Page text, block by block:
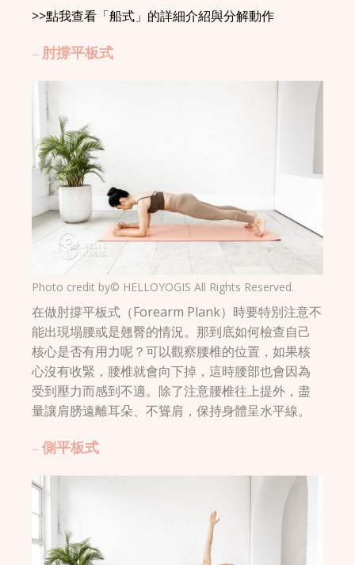
>>點我查看「船式」的詳細介紹與分解動作
– 肘撐平板式
Photo credit by© HELLOYOGIS All Rights Reserved.
在做肘撐平板式（Forearm Plank）時要特別注意不
能出現塌腰或是翹臀的情況。那到底如何檢查自己
核心是否有用力呢？可以觀察腰椎的位置，如果核
心沒有收緊，腰椎就會向下掉，這時腰部也會因為
受到壓力而感到不適。除了注意腰椎往上提外，盡
量讓肩膀遠離耳朵、不聳肩，保持身體呈水平線。
– 側平板式